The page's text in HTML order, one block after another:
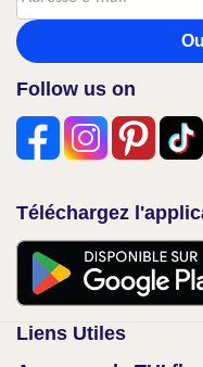
Follow us on
Téléchargez
Liens Utiles